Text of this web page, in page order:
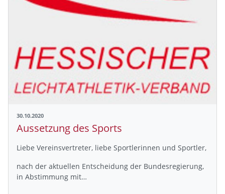
30.10.2020
Aussetzung des Sports
Liebe Vereinsvertreter, liebe Sportlerinnen und Sportler,
nach der aktuellen Entscheidung der Bundesregierung,
in Abstimmung mit…